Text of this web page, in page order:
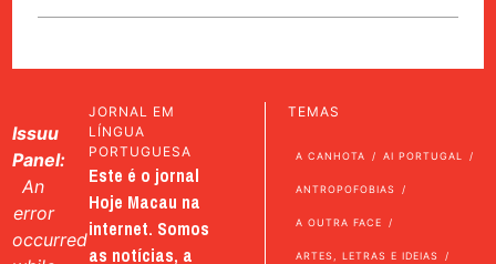
Issuu
Panel:
An
error
occurred
JORNAL EM
LÍNGUA
PORTUGUESA
Este é o jornal
Hoje Macau na
internet. Somos
as notícias, a
TEMAS
A CANHOTA AI PORTUGAL
ANTROPOFOBIAS
A OUTRA FACE
ARTES, LETRAS E IDEIAS